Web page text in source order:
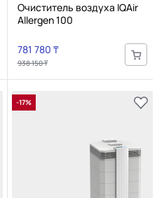
Очиститель воздуха IQAir
Allergen 100
781 780 ₸
938 150 ₸
-17%